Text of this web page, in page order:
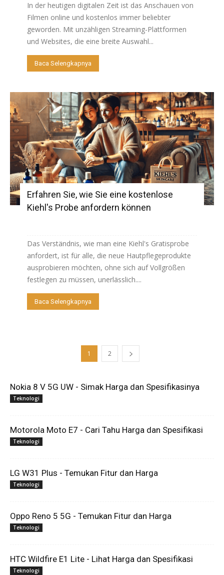
In der heutigen digitalen Zeit ist das Anschauen von
Filmen online und kostenlos immer beliebter
geworden. Mit unzähligen Streaming-Plattformen
und Websites, die eine breite Auswahl...
Baca Selengkapnya
Erfahren Sie, wie Sie eine kostenlose
Kiehl's Probe anfordern können
Das Verständnis, wie man eine Kiehl's Gratisprobe
anfordert, ist für alle, die neue Hautpflegeprodukte
ausprobieren möchten, ohne sich auf Vollgrößen
festlegen zu müssen, unerlässlich....
Baca Selengkapnya
1 2
Nokia 8 V 5G UW - Simak Harga dan Spesifikasinya
Teknologi
Motorola Moto E7 - Cari Tahu Harga dan Spesifikasi
Teknologi
LG W31 Plus - Temukan Fitur dan Harga
Teknologi
Oppo Reno 5 5G - Temukan Fitur dan Harga
Teknologi
HTC Wildfire E1 Lite - Lihat Harga dan Spesifikasi
Teknologi